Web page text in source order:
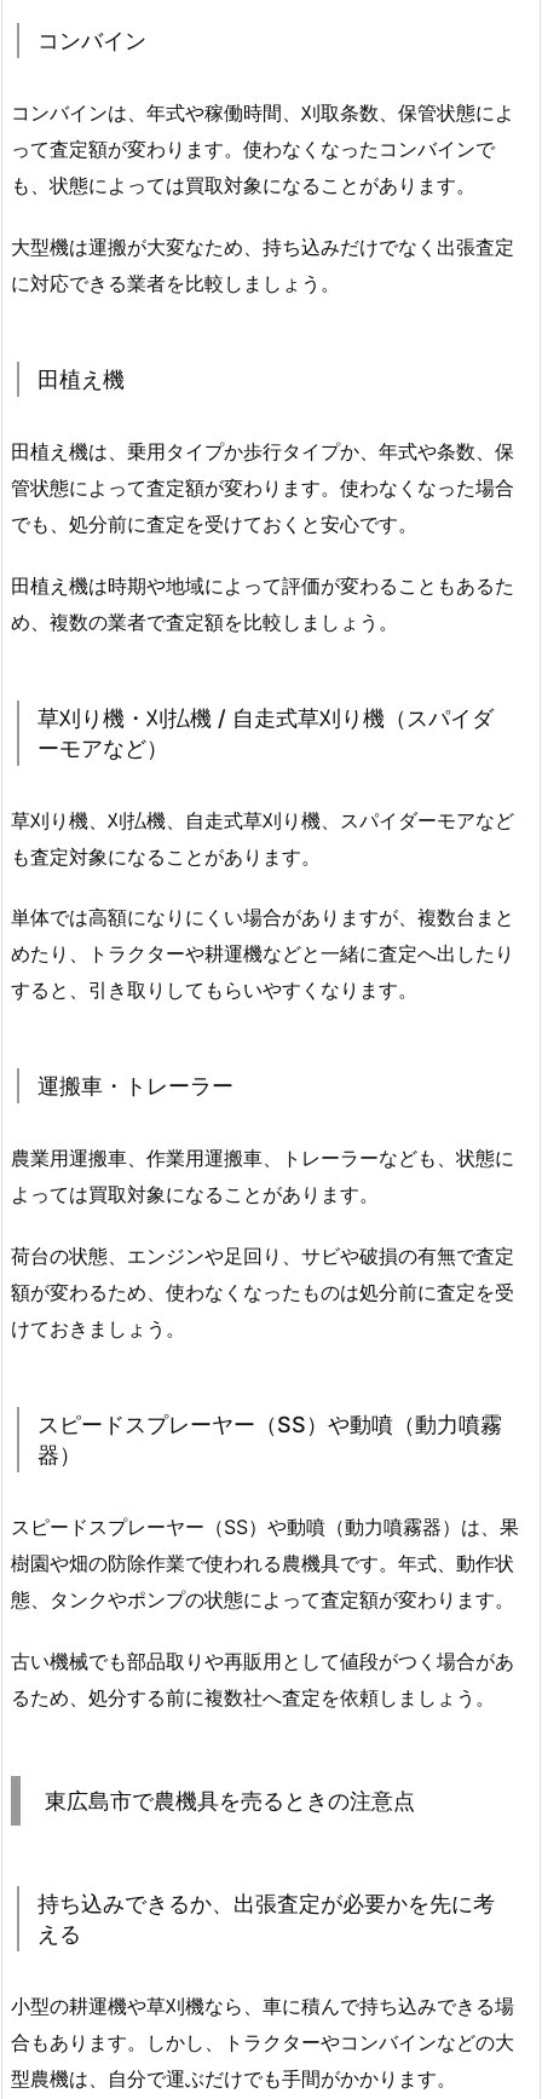
コンバイン
コンバインは、年式や稼働時間、刈取条数、保管状態によ
って査定額が変わります。使わなくなったコンバインで
も、状態によっては買取対象になることがあります。
大型機は運搬が大変なため、持ち込みだけでなく出張査定
に対応できる業者を比較しましょう。
田植え機
田植え機は、乗用タイプか歩行タイプか、年式や条数、保
管状態によって査定額が変わります。使わなくなった場合
でも、処分前に査定を受けておくと安心です。
田植え機は時期や地域によって評価が変わることもあるた
め、複数の業者で査定額を比較しましょう。
草刈り機・刈払機 / 自走式草刈り機（スパイダ
ーモアなど）
草刈り機、刈払機、自走式草刈り機、スパイダーモアなど
も査定対象になることがあります。
単体では高額になりにくい場合がありますが、複数台まと
めたり、トラクターや耕運機などと一緒に査定へ出したり
すると、引き取りしてもらいやすくなります。
運搬車・トレーラー
農業用運搬車、作業用運搬車、トレーラーなども、状態に
よっては買取対象になることがあります。
荷台の状態、エンジンや足回り、サビや破損の有無で査定
額が変わるため、使わなくなったものは処分前に査定を受
けておきましょう。
スピードスプレーヤー（SS）や動噴（動力噴霧
器）
スピードスプレーヤー（SS）や動噴（動力噴霧器）は、果
樹園や畑の防除作業で使われる農機具です。年式、動作状
態、タンクやポンプの状態によって査定額が変わります。
古い機械でも部品取りや再販用として値段がつく場合があ
るため、処分する前に複数社へ査定を依頼しましょう。
東広島市で農機具を売るときの注意点
持ち込みできるか、出張査定が必要かを先に考
える
小型の耕運機や草刈機なら、車に積んで持ち込みできる場
合もあります。しかし、トラクターやコンバインなどの大
型農機は、自分で運ぶだけでも手間がかかります。